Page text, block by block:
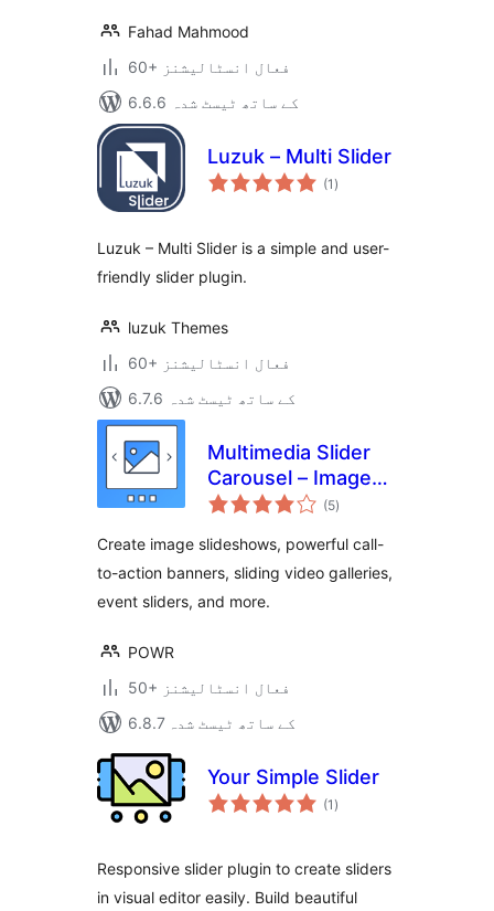
Fahad Mahmood
60+ فعال انسٹالیشنز
6.6.6 کے ساتھ ٹیسٹ شدہ
Luzuk – Multi Slider
(1 مجموعی
درجہ
)
Luzuk – Multi Slider is a simple and user-
friendly slider plugin.
luzuk Themes
60+ فعال انسٹالیشنز
6.7.6 کے ساتھ ٹیسٹ شدہ
Multimedia Slider
Carousel – Image
Slider, Video Slider,
(5مجموعی
درجہ
)
Create image slideshows, powerful call-
to-action banners, sliding video galleries,
event sliders, and more.
POWR
50+ فعال انسٹالیشنز
6.8.7 کے ساتھ ٹیسٹ شدہ
Your Simple Slider
(1 مجموعی
درجہ
)
Responsive slider plugin to create sliders
in visual editor easily. Build beautiful